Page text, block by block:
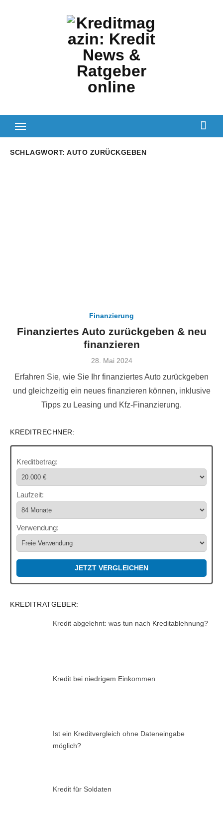
SCHLAGWORT: AUTO ZURÜCKGEBEN
Finanzierung
Finanziertes Auto zurückgeben & neu
finanzieren
Veröffentlicht
28. Mai 2024
Erfahren Sie, wie Sie Ihr finanziertes Auto zurückgeben
und gleichzeitig ein neues finanzieren können, inklusive
Tipps zu Leasing und Kfz-Finanzierung.
KREDITRECHNER:
Kreditbetrag:
Laufzeit:
Verwendung:
JETZT VERGLEICHEN
KREDITRATGEBER:
Kredit abgelehnt: was tun nach Kreditablehnung?
Kredit bei niedrigem Einkommen
Ist ein Kreditvergleich ohne Dateneingabe
möglich?
Kredit für Soldaten